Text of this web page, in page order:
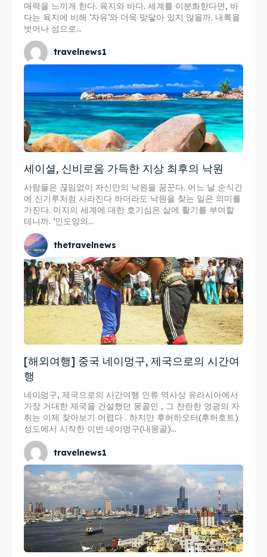
매력을 느끼게 한다. 육지와 바다. 세계를 이분화한다면, 바
다는 육지에 비해 ‘자유’와 더욱 맞닿아 있지 않을까. 내륙을
벗어나 섬으로...
travelnews1
세이셜, 신비로움 가득한 지상 최후의 낙원
사람들은 끊임없이 자신만의 낙원을 꿈꾼다. 어느 날 순식간
에 신기루처럼 사라진다 하더라도 낙원을 찾는 일은 의미를
가진다. 미지의 세계에 대한 호기심은 삶에 활기를 부여할
테니까. ‘인도양의...
thetravelnews
[해외여행] 중국 네이멍구, 제국으로의 시간여
행
네이멍구, 제국으로의 시간여행 인류 역사상 유라시아에서
가장 거대한 제국을 건설했던 몽골인 , 그 찬란한 영광의 자
취는 이제 찾아보기 어렵다 . 하지만 후허하오터(후허호트)
성도에서 시작한 이번 네이멍구(내몽골)...
travelnews1